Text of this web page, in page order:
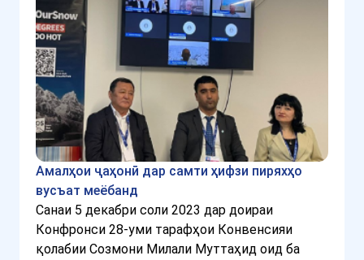
Амалҳои ҷаҳонӣ дар самти ҳифзи пиряхҳо
вусъат меёбанд
Санаи 5 декабри соли 2023 дар доираи
Конфронси 28-уми тарафҳои Конвенсияи
қолабии Созмони Милали Муттаҳид оид ба